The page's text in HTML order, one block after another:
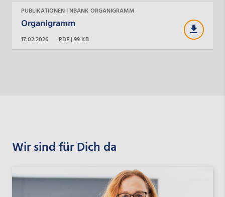
PUBLIKATIONEN | NBANK ORGANIGRAMM
Organigramm
17.02.2026 PDF | 99 KB
Wir sind für Dich da